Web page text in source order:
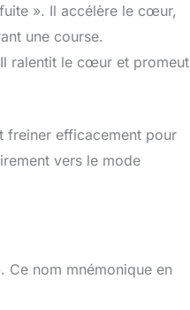
». Il accélère le cœur,
une course.
ralentit le cœur et promeut
freiner efficacement pour
vers le mode
Ce nom mnémonique en